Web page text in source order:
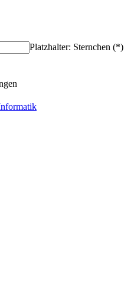
Platzhalter: Sternchen (*)